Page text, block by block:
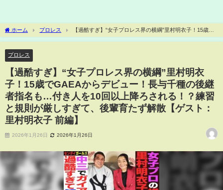
ホーム プロレス
【過酷すぎ】“女子プロレス界の横綱”里村明衣子！15歳で
GAEAからデビュー！長与千種の後継者指名も…付き人を10回以上降ろされる！？練習
プロレス
【過酷すぎ】“女子プロレス界の横綱”里村明衣
子！15歳でGAEAからデビュー！長与千種の後継
者指名も…付き人を10回以上降ろされる！？練習
と規則が厳しすぎて、後輩育たず解散【ゲスト：
里村明衣子 前編】
2026年1月26日 2026年1月26日